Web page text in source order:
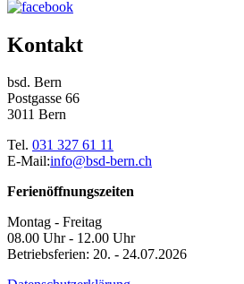
Kontakt
bsd. Bern
Postgasse 66
3011 Bern
Tel. 031 327 61 11
E-Mail:info@bsd-bern.ch
Ferienöffnungszeiten
Montag - Freitag
08.00 Uhr - 12.00 Uhr
Betriebsferien: 20. - 24.07.2026